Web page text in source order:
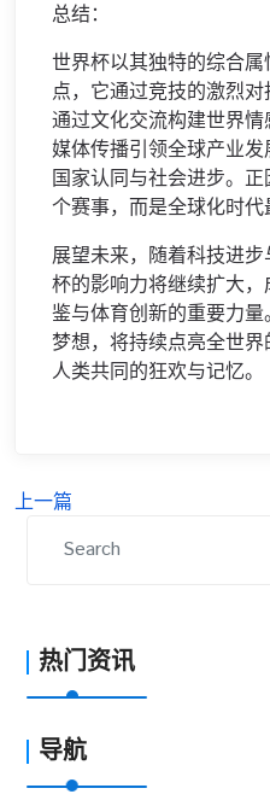
总结：
世界杯以其独特的综合
点，它通过竞技的激烈对
通过文化交流构建世界
媒体传播引领全球产业
国家认同与社会进步。
个赛事，而是全球化时代
展望未来，随着科技进
杯的影响力将继续扩大
鉴与体育创新的重要力
梦想，将持续点亮全世
人类共同的狂欢与记忆。
上一篇
热门资讯
导航